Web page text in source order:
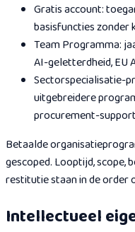
Gratis account:
basisfuncties zonder
Team Programma:
AI-geletterdheid, EU
Sectorspecialisatie-
uitgebreidere
procurement-
Betaalde
gescoped. Looptijd, scope,
restitutie staan in de order
Intellectueel